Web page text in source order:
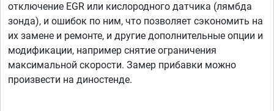
отключение EGR или кислородного датчика (лямбда
зонда), и ошибок по ним, что позволяет сэкономить на
их замене и ремонте, и другие дополнительные опции и
модификации, например снятие ограничения
максимальной скорости. Замер прибавки можно
произвести на диностенде.